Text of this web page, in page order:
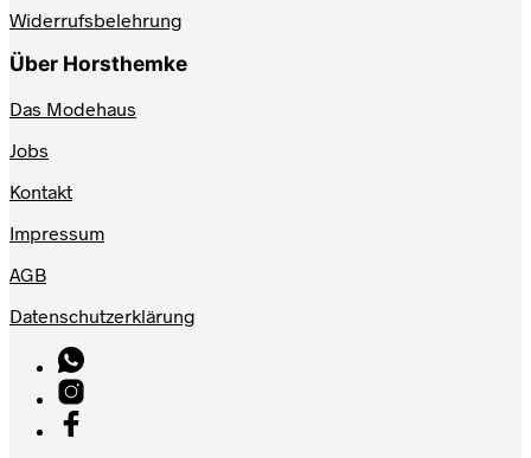
Widerrufsbelehrung
Über Horsthemke
Das Modehaus
Jobs
Kontakt
Impressum
AGB
Datenschutzerklärung